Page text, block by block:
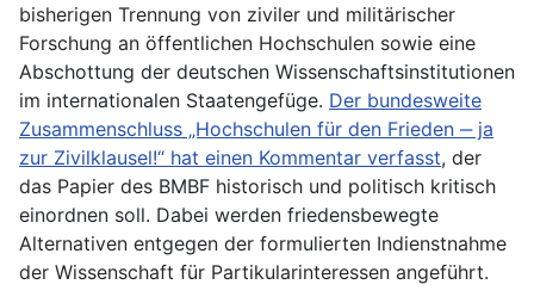
bisherigen Trennung von ziviler und militärischer
Forschung an öffentlichen Hochschulen sowie eine
Abschottung der deutschen Wissenschaftsinstitutionen
im internationalen Staatengefüge. Der bundesweite
Zusammenschluss „Hochschulen für den Frieden ‒ ja
zur Zivilklausel!“ hat einen Kommentar verfasst, der
das Papier des BMBF historisch und politisch kritisch
einordnen soll. Dabei werden friedensbewegte
Alternativen entgegen der formulierten Indienstnahme
der Wissenschaft für Partikularinteressen angeführt.